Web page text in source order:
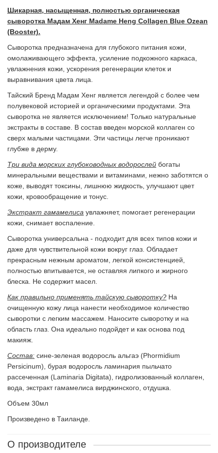
Шикарная, насыщенная, полностью органическая
сыворотка Мадам Хенг Madame Heng Collagen Blue Ozean
(Booster).
Сыворотка предназначена для глубокого питания кожи,
омолаживающего эффекта, усиление подкожного каркаса,
увлажнения кожи, ускорения регенерации клеток и
выравнивания цвета лица.
Тайский Бренд Мадам Хенг является легендой с более чем
полувековой историей и органическими продуктами. Эта
сыворотка не является исключением! Только натуральные
экстракты в составе. В состав введен морской коллаген со
сверх малыми частицами. Эти частицы легче проникают
глубже в дерму.
Три вида морских глубоководных водорослей богаты
минеральными веществами и витаминами, нежно заботятся о
коже, выводят токсины, лишнюю жидкость, улучшают цвет
кожи, кровообращение и тонус.
Экстракт гамамелиса увлажняет, помогает регенерации
кожи, снимает воспаление.
Сыворотка универсальна - подходит для всех типов кожи и
даже для чувствительной кожи вокруг глаз. Обладает
прекрасным нежным ароматом, легкой консистенцией,
полностью впитывается, не оставляя липкого и жирного
блеска. Не содержит масел.
Как правильно применять тайскую сыворотку? На
очищенную кожу лица нанести необходимое количество
сыворотки с легким массажем. Наносите сыворотку и на
область глаз. Она идеально подойдет и как основа под
макияж.
Состав: сине-зеленая водоросль альгаэ (Phormidium
Persicinum), бурая водоросль ламинария пыльчато
рассеченная (Laminaria Digitata), гидролизованный коллаген,
вода, экстракт гамамелиса вирджинского, отдушка.
Объем 30мл
Произведено в Таиланде.
О производителе